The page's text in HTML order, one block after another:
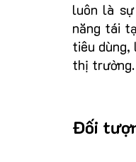
luôn là
năng tái
tiêu dùng,
thị trường.
Đối